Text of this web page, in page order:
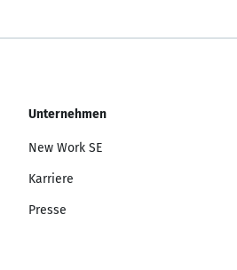
Unternehmen
New Work SE
Karriere
Presse